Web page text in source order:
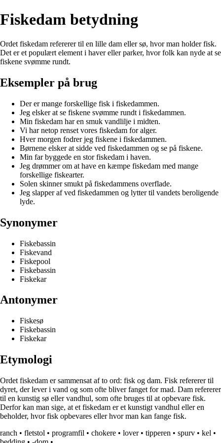
Fiskedam betydning
Ordet fiskedam refererer til en lille dam eller sø, hvor man holder fisk.
Det er et populært element i haver eller parker, hvor folk kan nyde at se
fiskene svømme rundt.
Eksempler på brug
Der er mange forskellige fisk i fiskedammen.
Jeg elsker at se fiskene svømme rundt i fiskedammen.
Min fiskedam har en smuk vandlilje i midten.
Vi har netop renset vores fiskedam for alger.
Hver morgen fodrer jeg fiskene i fiskedammen.
Børnene elsker at sidde ved fiskedammen og se på fiskene.
Min far byggede en stor fiskedam i haven.
Jeg drømmer om at have en kæmpe fiskedam med mange
forskellige fiskearter.
Solen skinner smukt på fiskedammens overflade.
Jeg slapper af ved fiskedammen og lytter til vandets beroligende
lyde.
Synonymer
Fiskebassin
Fiskevand
Fiskepool
Fiskebassin
Fiskekar
Antonymer
Fiskesø
Fiskebassin
Fiskekar
Etymologi
Ordet fiskedam er sammensat af to ord: fisk og dam. Fisk refererer til
dyret, der lever i vand og som ofte bliver fanget for mad. Dam refererer
til en kunstig sø eller vandhul, som ofte bruges til at opbevare fisk.
Derfor kan man sige, at et fiskedam er et kunstigt vandhul eller en
beholder, hvor fisk opbevares eller hvor man kan fange fisk.
ranch • fletstol • programfil • chokere • lover• tipperen • spurv • kel •